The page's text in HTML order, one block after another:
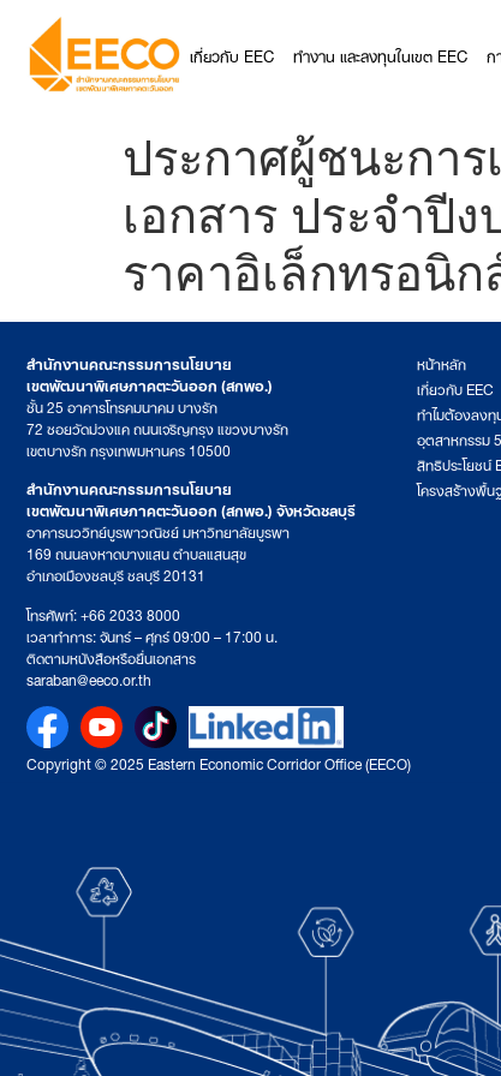
เกี่ยวกับ EEC ทำงาน และลงทุนในเขต EEC ก
ประกาศผู้ชนะการ
เอกสาร ประจำปี
ราคาอิเล็กทรอนิ
สำนักงานคณะกรรมการนโยบาย
เขตพัฒนาพิเศษภาคตะวันออก (สกพอ.)
ชั้น 25 อาคารโทรคมนาคม บางรัก
72 ซอยวัดม่วงแค ถนนเจริญกรุง แขวงบางรัก
เขตบางรัก กรุงเทพมหานคร 10500
สำนักงานคณะกรรมการนโยบาย
เขตพัฒนาพิเศษภาคตะวันออก (สกพอ.) จังหวัดชลบุรี
อาคารนววิทย์บูรพาวณิชย์ มหาวิทยาลัยบูรพา
169 ถนนลงหาดบางแสน ตำบลแสนสุข
อำเภอเมืองชลบุรี ชลบุรี 20131
โทรศัพท์: +66 2033 8000
เวลาทำการ: จันทร์ – ศุกร์ 09:00 – 17:00 น.
ติดตามหนังสือหรือยื่นเอกสาร
saraban@eeco.or.th
หน้าหลัก
เกี่ยวกับ EEC
ทำไมต้องลงทุ
อุตสาหกรรม
สิทธิประโยชน์
โครงสร้างพื้น
Copyright © 2025 Eastern Economic Corridor Office (EECO)